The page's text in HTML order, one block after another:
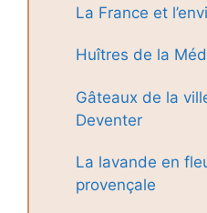
La France et
Huîtres de la
Gâteaux de la
Deventer
La lavande en
provençale